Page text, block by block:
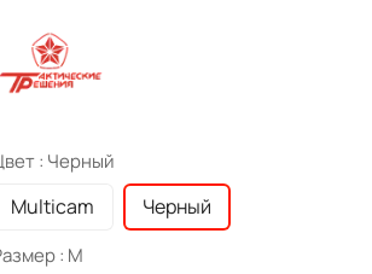
: Черный
Multicam Черный
: M